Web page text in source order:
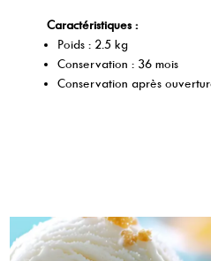
Caractéristiques :
Poids : 2.5 kg
Conservation : 36 mois
Conservation après